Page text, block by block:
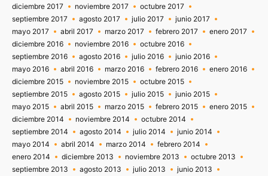
diciembre 2017
noviembre 2017
octubre 2017
septiembre 2017
agosto 2017 julio 2017
junio 2017
mayo 2017
abril 2017 marzo 2017 febrero 2017
enero 2017
diciembre 2016
noviembre 2016
octubre 2016
septiembre 2016
agosto 2016 julio 2016
junio 2016
mayo 2016
abril 2016 marzo 2016 febrero 2016
enero 2016
diciembre 2015
noviembre 2015
octubre 2015
septiembre 2015
agosto 2015 julio 2015
junio 2015
mayo 2015
abril 2015 marzo 2015 febrero 2015
enero 2015
diciembre 2014
noviembre 2014
octubre 2014
septiembre 2014
agosto 2014 julio 2014
junio 2014
mayo 2014
abril 2014 marzo 2014
febrero 2014
enero 2014
diciembre 2013 noviembre 2013
octubre 2013
septiembre 2013
agosto 2013 julio 2013 junio 2013